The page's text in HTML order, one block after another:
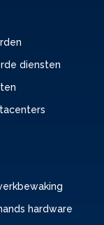
diensten
hardware